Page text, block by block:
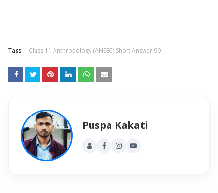
Tags: Class 11 Anthropology (AHSEC) Short Answer 90
Puspa Kakati